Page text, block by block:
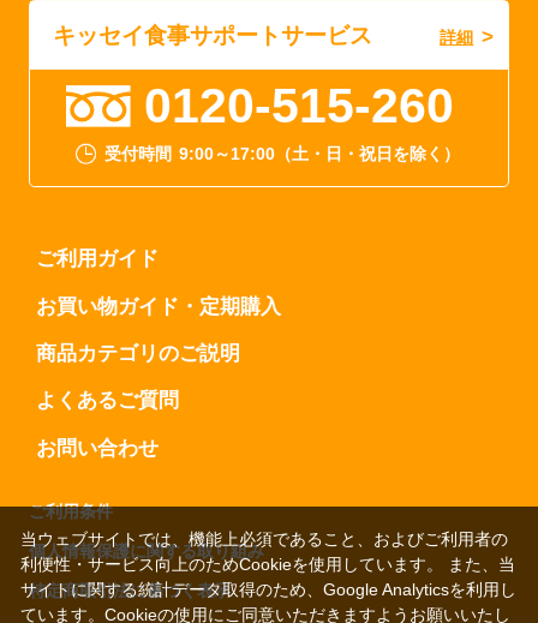
キッセイ食事サポートサービス 詳細
0120-515-260
受付時間 9:00～17:00（土・日・祝日を除く）
ご利用ガイド
お買い物ガイド・定期購入
商品カテゴリのご説明
よくあるご質問
お問い合わせ
ご利用条件
個人情報保護に関する取り組み
特定商取引法に基づく表示
当ウェブサイトでは、機能上必須であること、およびご利用者の
利便性・サービス向上のためCookieを使用しています。 また、当
サイトに関する統計データ取得のため、Google Analyticsを利用し
ています。Cookieの使用にご同意いただきますようお願いいたし